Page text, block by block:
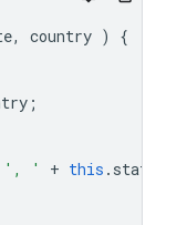
, country )
{
;
', ' + this . state